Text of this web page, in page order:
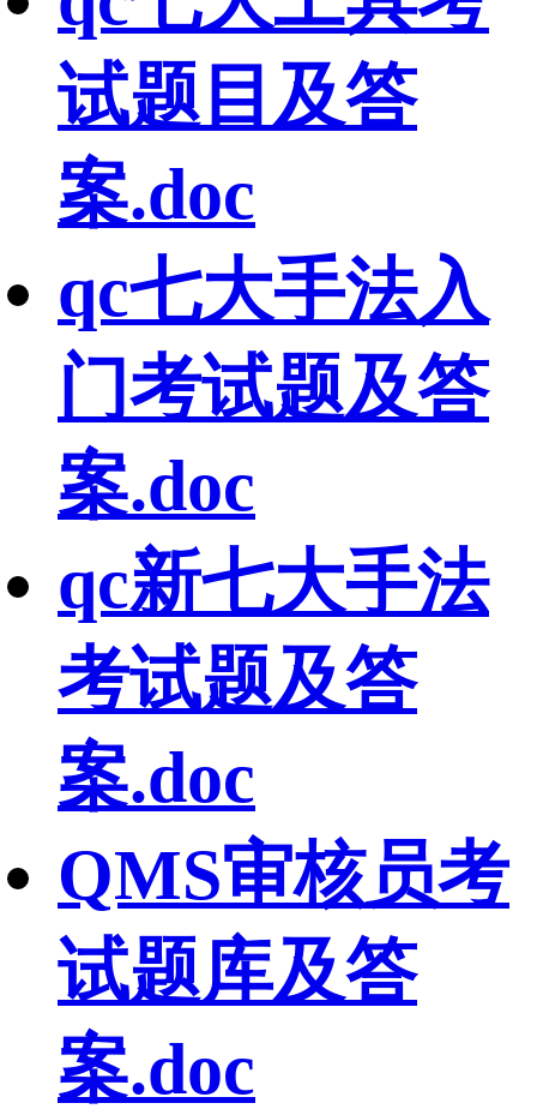
试题目及答
案.doc
qc七大手法入
门考试题及答
案.doc
qc新七大手法
考试题及答
案.doc
QMS审核员考
试题库及答
案.doc